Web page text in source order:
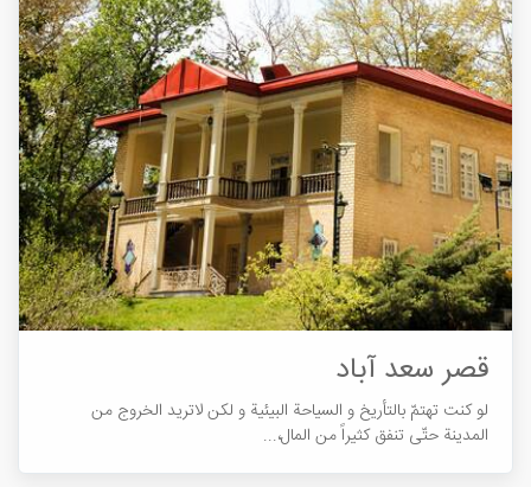
قصر سعد آباد
لو کنت تهتمّ بالتأریخ و السیاحة البیئية و لکن لاترید الخروج من
المدینة حتّی تنفق کثیراً من المال،...